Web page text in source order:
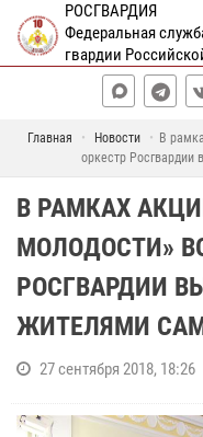
РОСГВАРДИЯ
Федеральная
гвардии
Главная Новости
В
оркестр
В РАМКАХ
МОЛОДОСТИ»
РОСГВАРДИИ
ЖИТЕЛЯМИ
27 сентября 2018, 18:26